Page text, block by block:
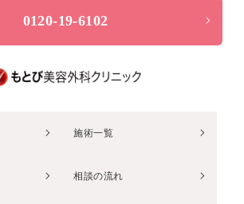
0120-19-6102
施術一覧
相談の流れ